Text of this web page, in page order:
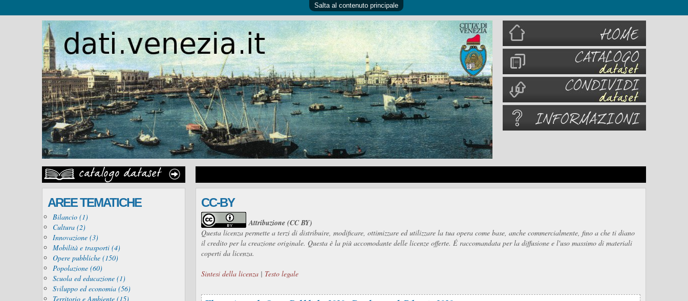
Salta al contenuto principale
AREE TEMATICHE
Bilancio (1)
Cultura (2)
Innovazione (3)
Mobilità e trasporti (4)
Opere pubbliche (150)
Popolazione (60)
Scuola ed educazione (1)
Sviluppo ed economia (56)
Territorio e Ambiente (15)
CC-BY
Attribuzione (CC BY)
Questa licenza permette a terzi di distribuire, modificare, ottimizzare ed utilizzare la tua opera come base, anche commercialmente, fino a che ti diano
il credito per la creazione originale. Questa è la più accomodante delle licenze offerte. É raccomandata per la diffusione e l'uso massimo di materiali
coperti da licenza.
Sintesi della licenza | Testo legale